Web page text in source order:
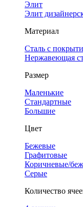
Элит
Элит
Материал
Сталь с
Нержавеющая
Размер
Маленькие
Стандартные
Большие
Цвет
Бежевые
Графитовые
Коричневые/
Серые
Количество